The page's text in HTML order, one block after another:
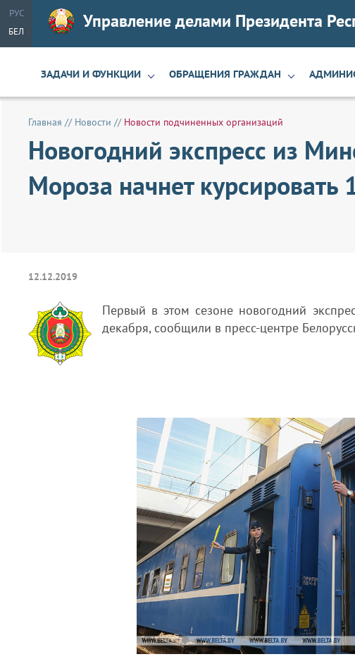
РУС
БЕЛ
Управление делами Президента
ЗАДАЧИ И ФУНКЦИИ ОБРАЩЕНИЯ ГРАЖДАН
Главная // Новости // Новости подчиненных организаций
Новогодний экспресс из
Мороза начнет курсировать
12.12.2019
Первый в этом сезоне новогодний
декабря, сообщили в пресс-центре